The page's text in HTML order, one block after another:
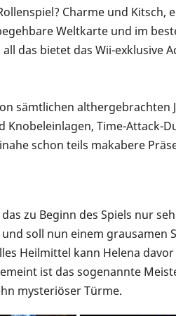
Charme und Kitsch,
Weltkarte und im
das bietet das Wii-exklusive
sämtlichen althergebrachten
Time-Attack-
schon teils makabere
zu Beginn des Spiels nur
soll nun einem grausamen
Heilmittel kann Helena
ist das sogenannte
mysteriöser Türme.